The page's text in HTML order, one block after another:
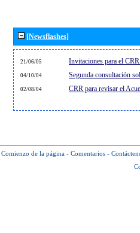
[Newsflashes]
21/06/05 Invitaciones para el
04/10/04 Segunda consultación
02/08/04 CRR para revisar el
Comienzo de la página - Comentarios -